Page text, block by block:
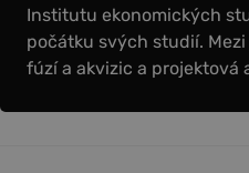
Institutu ekonomických
počátku svých studií.
fúzí a akvizic a projektová